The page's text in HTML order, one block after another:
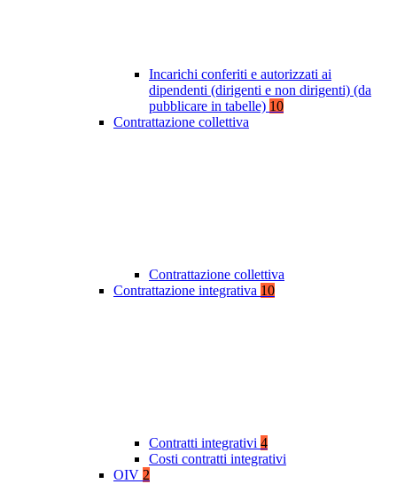
Incarichi conferiti e autorizzati ai
dipendenti (dirigenti e non dirigenti) (da
pubblicare in tabelle) 10
Contrattazione collettiva
Contrattazione collettiva
Contrattazione integrativa 10
Contratti integrativi 4
Costi contratti integrativi
OIV 2